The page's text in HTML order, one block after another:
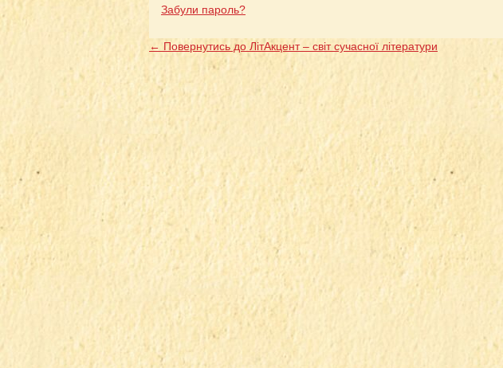
Забули пароль?
← Повернутись до ЛітАкцент – світ сучасної літератури